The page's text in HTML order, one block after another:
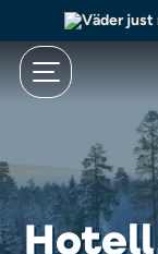
till
huvudinnehållet